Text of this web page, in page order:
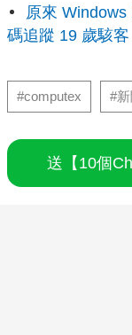
原來 Windows
碼追蹤 19 歲駭
#computex #新
送【10個